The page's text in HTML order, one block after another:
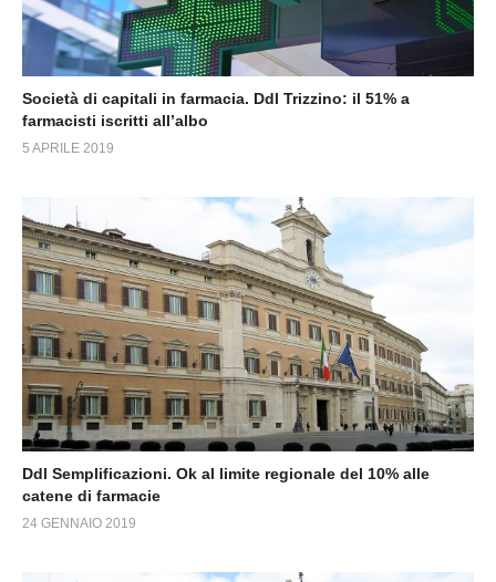
Società di capitali in farmacia. Ddl Trizzino: il 51% a
farmacisti iscritti all’albo
5 APRILE 2019
Ddl Semplificazioni. Ok al limite regionale del 10% alle
catene di farmacie
24 GENNAIO 2019